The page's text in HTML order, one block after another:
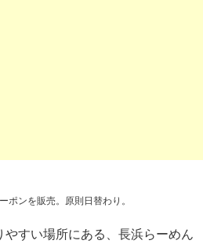
ポンを販売。原則日替わり。
すい場所にある、長浜らーめん